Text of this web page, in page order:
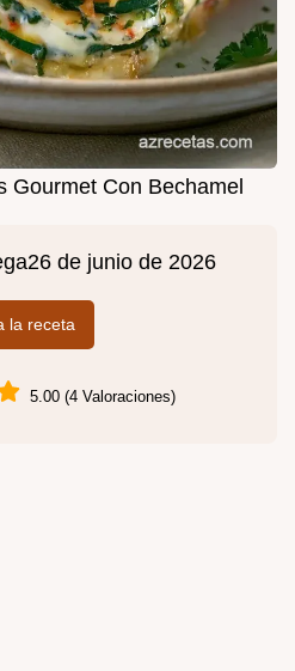
Gourmet Con Bechamel
26 de junio de 2026
la receta
5.00 (4 Valoraciones)